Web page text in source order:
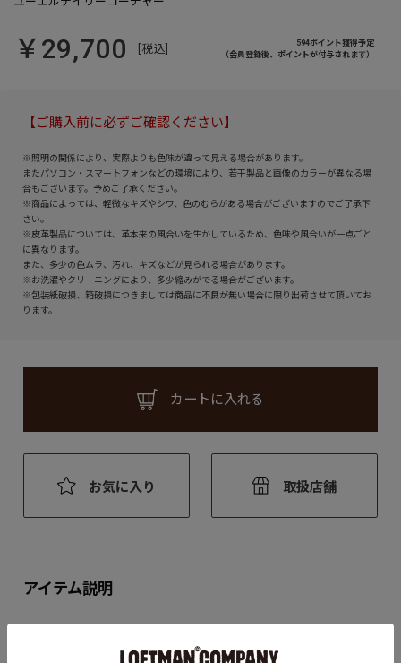
￥29,700 [税込]
594ポイント獲得予定
（会員登録後、ポイントが付与されます）
【ご購入前に必ずご確認ください】
※照明の関係により、実際よりも色味が違って見える場合があります。
またパソコン・スマートフォンなどの環境により、若干製品と画像のカラーが異なる場
合もございます。予めご了承ください。
※商品によっては、軽微なキズやシワ、色のむらがある場合がございますのでご了承下
さい。
※皮革製品については、革本来の風合いを生かしているため、色味や風合いが一点ごと
に異なります。
また、多少の色ムラ、汚れ、キズなどが見られる場合があります。
※お洗濯やクリーニングにより、多少縮みがでる場合がございます。
※包装紙破損、箱破損につきましては商品に不良が無い場合に限り出荷させて頂いてお
ります。
カートに入れる
お気に入り 取扱店舗
アイテム説明